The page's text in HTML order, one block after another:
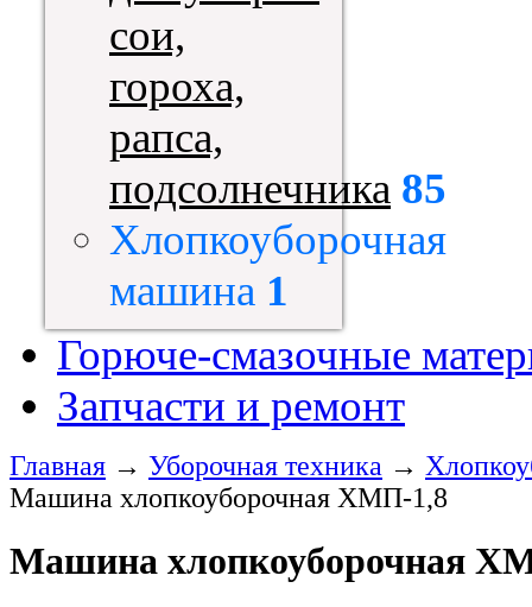
сои,
гороха,
рапса,
подсолнечника 85
Хлопкоуборочная
машина 1
Горюче-смазочные
Запчасти и ремонт
Главная → Уборочная техника →
Машина хлопкоуборочная ХМП-1,8
Машина хлопкоуборочная